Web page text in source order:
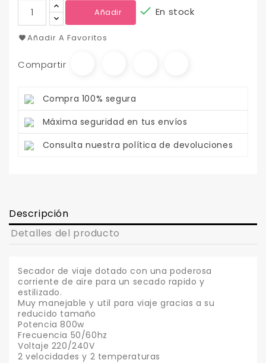
Añadir  En stock
Añadir A Favoritos
Compartir
Compra 100% segura
Máxima seguridad en tus envíos
Consulta nuestra política de devoluciones
Descripción
Detalles del producto
Secador de viaje dotado con una poderosa
corriente de aire para un secado rapido y
estilizado.
Muy manejable y util para viaje gracias a su
reducido tamaño
Potencia 800w
Frecuencia 50/60hz
Voltaje 220/240V
2 velocidades y 2 temperaturas